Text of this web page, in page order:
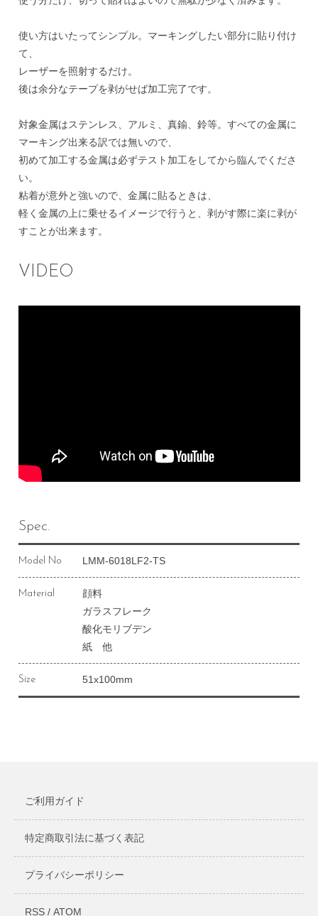
使い方はいたってシンプル。マーキングしたい部分に貼り付け
て、
レーザーを照射するだけ。
後は余分なテープを剥がせば加工完了です。
対象金属はステンレス、アルミ、真鍮、鈴等。すべての金属に
マーキング出来る訳では無いので、
初めて加工する金属は必ずテスト加工をしてから臨んでくださ
い。
粘着が意外と強いので、金属に貼るときは、
軽く金属の上に乗せるイメージで行うと、剥がす際に楽に剥が
すことが出来ます。
VIDEO
Spec.
Model No LMM-6018LF2-TS
Material
顔料
ガラスフレーク
酸化モリブデン
紙 他
Size 51x100mm
ご利用ガイド
特定商取引法に基づく表記
プライバシーポリシー
RSS/ ATOM